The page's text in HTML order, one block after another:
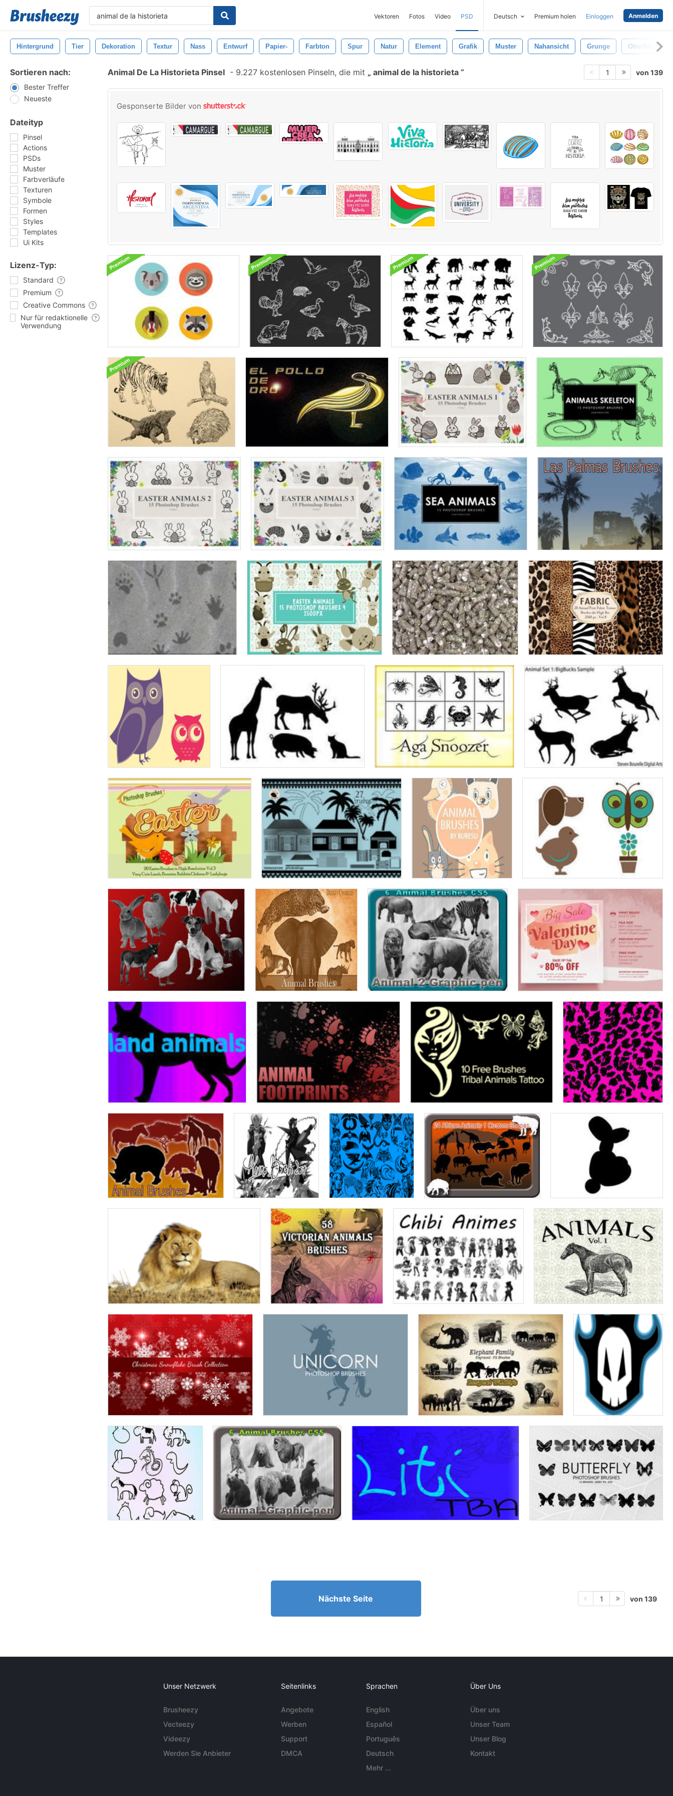
Vektoren Fotos Video PSD Deutsch Premium holen Einloggen Anmelden
Hintergrund Tier Dekoration Textur Nass Entwurf Papier- Farbton Spur Natur Element Grafik Muster Nahansicht Grunge Oberfläche
Sortieren nach:
Bester Treffer
Neueste
Dateityp
Pinsel
Actions
PSDs
Muster
Farbverläufe
Texturen
Symbole
Formen
Styles
Templates
Ui Kits
Lizenz-Typ:
Standard
Premium
Creative Commons
Nur für redaktionelle
Verwendung
Animal De La Historieta Pinsel - 9.227 kostenlosen Pinseln, die mit animal de la historieta 1 von 139
Gesponserte Bilder von
Nächste Seite 1 von 139
Unser Netzwerk
Brusheezy
Vecteezy
Videezy
Werden Sie Anbieter
Seitenlinks
Angebote
Werben
Support
DMCA
Sprachen
English
Español
Português
Deutsch
Mehr ...
Über Uns
Über uns
Unser Team
Unser Blog
Kontakt